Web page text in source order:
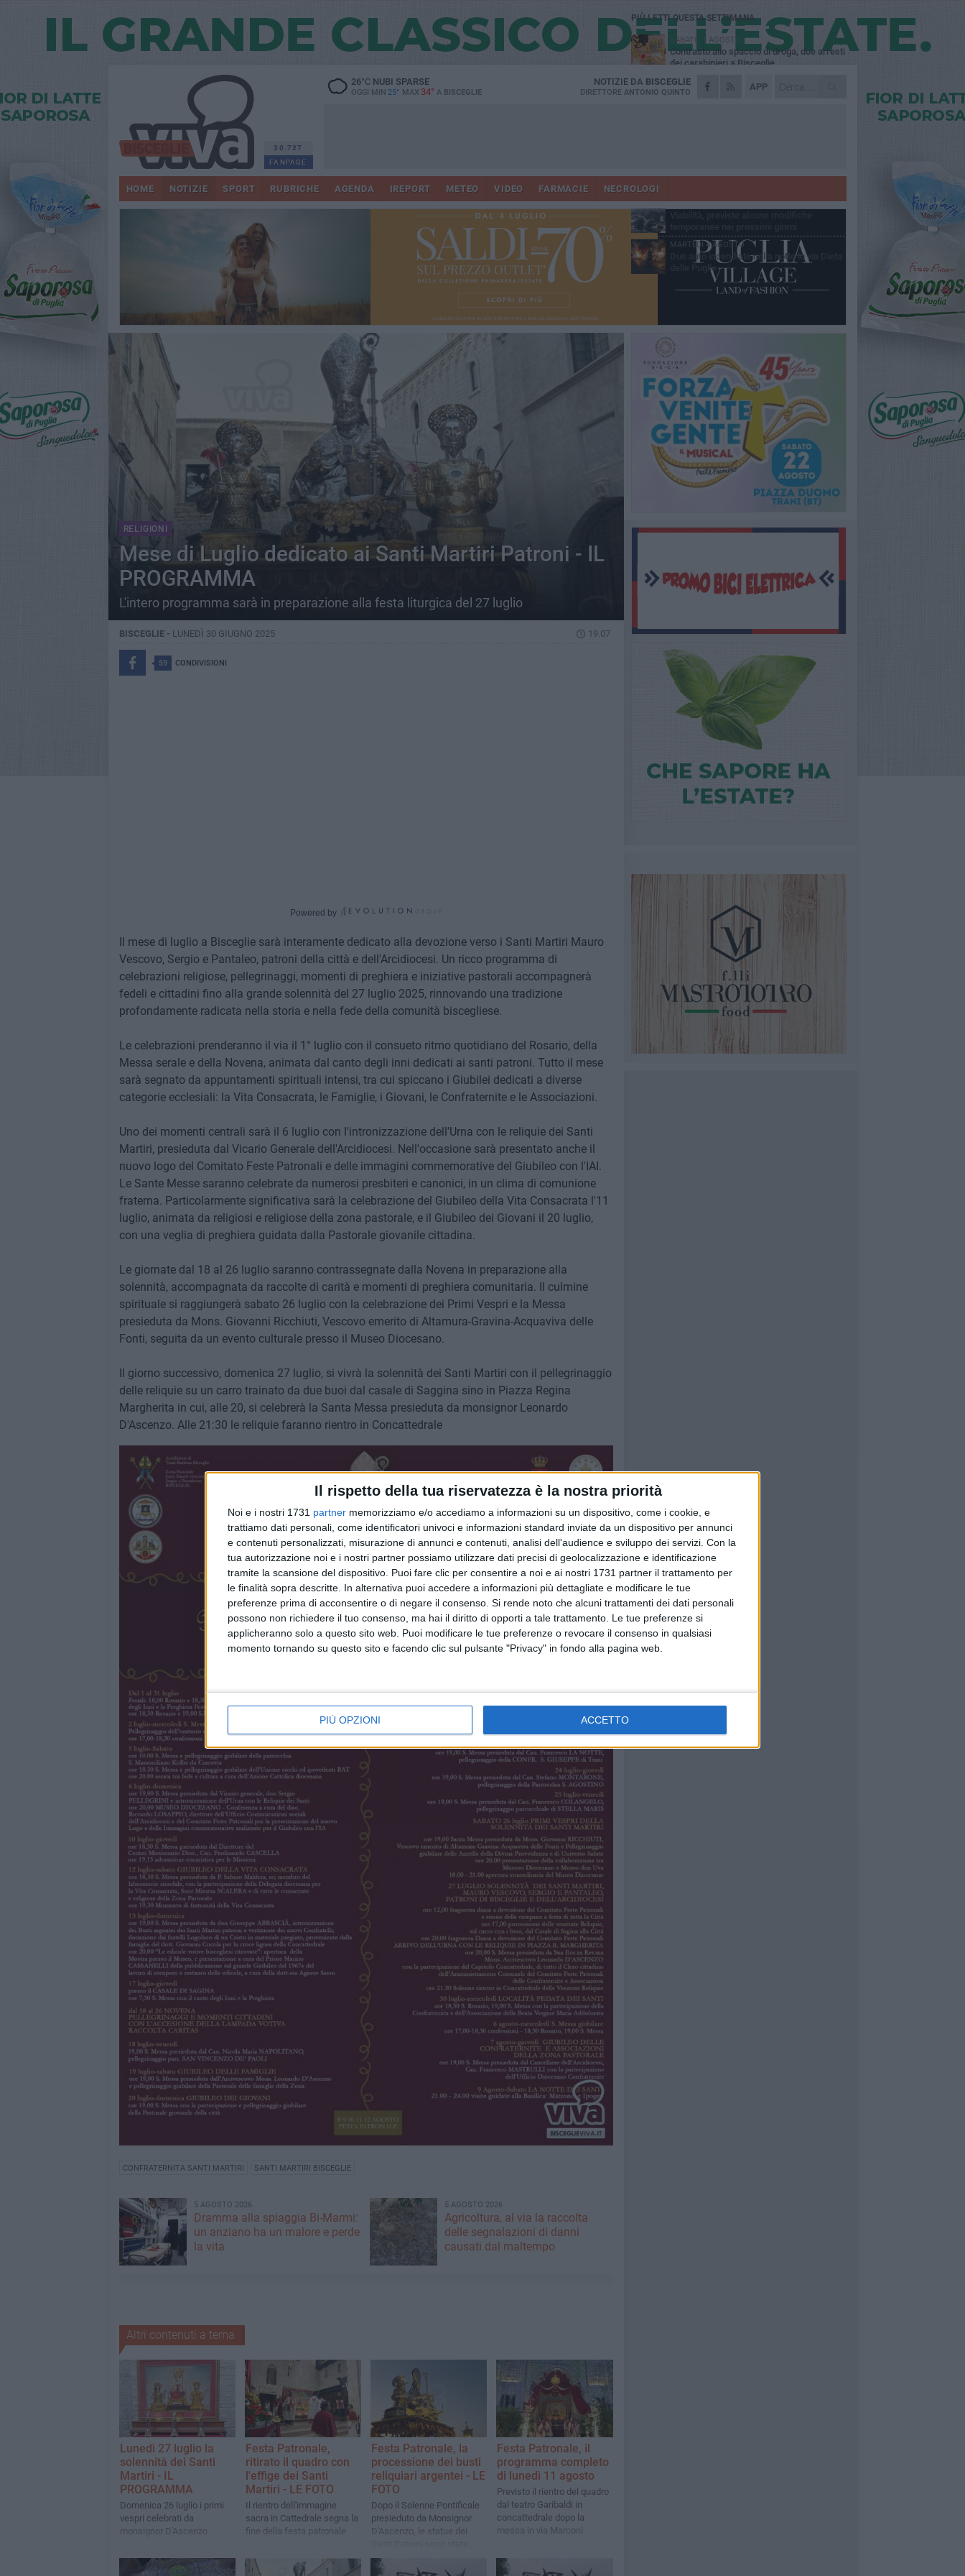
Il rispetto della tua riservatezza è la nostra priorità
Noi e i nostri 1731 partner memorizziamo e/o accediamo a informazioni su un dispositivo, come i cookie, e
trattiamo dati personali, come identificatori univoci e informazioni standard inviate da un dispositivo per annunci
e contenuti personalizzati, misurazione di annunci e contenuti, analisi dell'audience e sviluppo dei servizi. Con la
tua autorizzazione noi e i nostri partner possiamo utilizzare dati precisi di geolocalizzazione e identificazione
tramite la scansione del dispositivo. Puoi fare clic per consentire a noi e ai nostri 1731 partner il trattamento per
le finalità sopra descritte. In alternativa puoi accedere a informazioni più dettagliate e modificare le tue
preferenze prima di acconsentire o di negare il consenso. Si rende noto che alcuni trattamenti dei dati personali
possono non richiedere il tuo consenso, ma hai il diritto di opporti a tale trattamento. Le tue preferenze si
applicheranno solo a questo sito web. Puoi modificare le tue preferenze o revocare il consenso in qualsiasi
momento tornando su questo sito e facendo clic sul pulsante "Privacy" in fondo alla pagina web.
PIÙ OPZIONI ACCETTO
30.727
FANPAGE
26°CNUBI SPARSE
OGGI MIN 25° MAX 34° A BISCEGLIE
APP
NOTIZIE DA BISCEGLIE
DIRETTORE ANTONIO QUINTO
HOME NOTIZIE SPORT RUBRICHE AGENDA IREPORT METEO VIDEO FARMACIE NECROLOGI
RELIGIONI
Mese di Luglio dedicato ai Santi Martiri Patroni - IL
PROGRAMMA
L'intero programma sarà in preparazione alla festa liturgica del 27 luglio
BISCEGLIE - LUNEDÌ 30 GIUGNO 2025 19.07
59 CONDIVISIONI
Powered by
Il mese di luglio a Bisceglie sarà interamente dedicato alla devozione verso i Santi Martiri Mauro
Vescovo, Sergio e Pantaleo, patroni della città e dell'Arcidiocesi. Un ricco programma di
celebrazioni religiose, pellegrinaggi, momenti di preghiera e iniziative pastorali accompagnerà
fedeli e cittadini fino alla grande solennità del 27 luglio 2025, rinnovando una tradizione
profondamente radicata nella storia e nella fede della comunità biscegliese.
Le celebrazioni prenderanno il via il 1° luglio con il consueto ritmo quotidiano del Rosario, della
Messa serale e della Novena, animata dal canto degli inni dedicati ai santi patroni. Tutto il mese
sarà segnato da appuntamenti spirituali intensi, tra cui spiccano i Giubilei dedicati a diverse
categorie ecclesiali: la Vita Consacrata, le Famiglie, i Giovani, le Confraternite e le Associazioni.
Uno dei momenti centrali sarà il 6 luglio con l'intronizzazione dell'Urna con le reliquie dei Santi
Martiri, presieduta dal Vicario Generale dell'Arcidiocesi. Nell'occasione sarà presentato anche il
nuovo logo del Comitato Feste Patronali e delle immagini commemorative del Giubileo con l'IAI.
Le Sante Messe saranno celebrate da numerosi presbiteri e canonici, in un clima di comunione
fraterna. Particolarmente significativa sarà la celebrazione del Giubileo della Vita Consacrata l'11
luglio, animata da religiosi e religiose della zona pastorale, e il Giubileo dei Giovani il 20 luglio,
con una veglia di preghiera guidata dalla Pastorale giovanile cittadina.
Le giornate dal 18 al 26 luglio saranno contrassegnate dalla Novena in preparazione alla
solennità, accompagnata da raccolte di carità e momenti di preghiera comunitaria. Il culmine
spirituale si raggiungerà sabato 26 luglio con la celebrazione dei Primi Vespri e la Messa
presieduta da Mons. Giovanni Ricchiuti, Vescovo emerito di Altamura-Gravina-Acquaviva delle
Fonti, seguita da un evento culturale presso il Museo Diocesano.
Il giorno successivo, domenica 27 luglio, si vivrà la solennità dei Santi Martiri con il pellegrinaggio
delle reliquie su un carro trainato da due buoi dal casale di Saggina sino in Piazza Regina
Margherita in cui, alle 20, si celebrerà la Santa Messa presieduta da monsignor Leonardo
D'Ascenzo. Alle 21:30 le reliquie faranno rientro in Concattedrale
CONFRATERNITA SANTI MARTIRI SANTI MARTIRI BISCEGLIE
5 AGOSTO 2026
Dramma alla spiaggia Bi-Marmi:
un anziano ha un malore e perde
la vita
5 AGOSTO 2026
Agricoltura, al via la raccolta
delle segnalazioni di danni
causati dal maltempo
Altri contenuti a tema
Lunedì 27 luglio la
solennità dei Santi
Martiri - IL
PROGRAMMA
Domenica 26 luglio i primi
vespri celebrati da
monsignor D'Ascenzo
Festa Patronale,
ritirato il quadro con
l'effige dei Santi
Martiri - LE FOTO
Il rientro dell'immagine
sacra in Cattedrale segna la
fine della festa patronale
Festa Patronale, la
processione dei busti
reliquiari argentei - LE
FOTO
Dopo il Solenne Pontificale
presieduto da Monsignor
D'Ascenzo, le statue dei
portate in processione per la
città
Festa Patronale, il
programma completo
di lunedì 11 agosto
Previsto il rientro del quadro
dal teatro Garibaldi in
concattedrale dopo la
messa in via Marconi
PIÙ LETTI QUESTA SETTIMANA
SABATO 1 AGOSTO
Contrasto allo spaccio di droga, due arresti
dei carabinieri a Bisceglie
VENERDÌ 31 LUGLIO
Torna l'appuntamento con la Pastasciutta
Dramma alla spiaggia Bi-Marmi: un
VENERDÌ 31 LUGLIO
MARTEDÌ 4 AGOSTO
Due auto incendiate nella notte in via Dieta
delle Puglie